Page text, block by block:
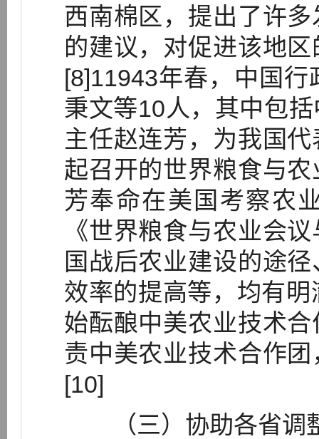
西南棉区，提出了许
的建议，对促进该地
[8]11943年春，中国
秉文等10人，其中包
主任赵连芳，为我国
起召开的世界粮食与
芳奉命在美国考察农
《世界粮食与农业会
国战后农业建设的途
效率的提高等，均有
始酝酿中美农业技术
责中美农业技术合作
[10]
（三）协助各省调